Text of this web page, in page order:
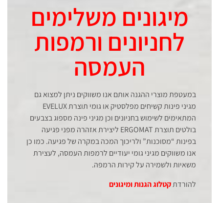
מיגונים משלימים
לחניונים ורמפות
העמסה
במעטפת מוצרי ההגנה אותם אנו משווקים ניתן למצוא גם
מגיני פינות קשיחים מפלסטיק או גומי תוצרת EVELUX
המתאימים לשימוש בחניונים וכן מגיני פינה מספוג בצבעים
בולטים תוצרת ERGOMAT ליצירת אזהרה מפני פגיעה
בפינות “מסוכנות” ולריכוך המכה במקרה של פגיעה. כמו כן
אנו משווקים מגיני גומי יעודיים לרמפות העמסה, לעצירת
משאיות ולשמירה על קירות הרמפה.
להורדתקטלוג הגנות ומיגונים